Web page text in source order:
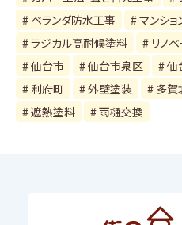
ベランダ防水工事
マンショ
ラジカル高耐候塗料
リノ
仙台市
仙台市泉区 仙
利府町
外壁塗装 多賀
遮熱塗料
雨樋交換